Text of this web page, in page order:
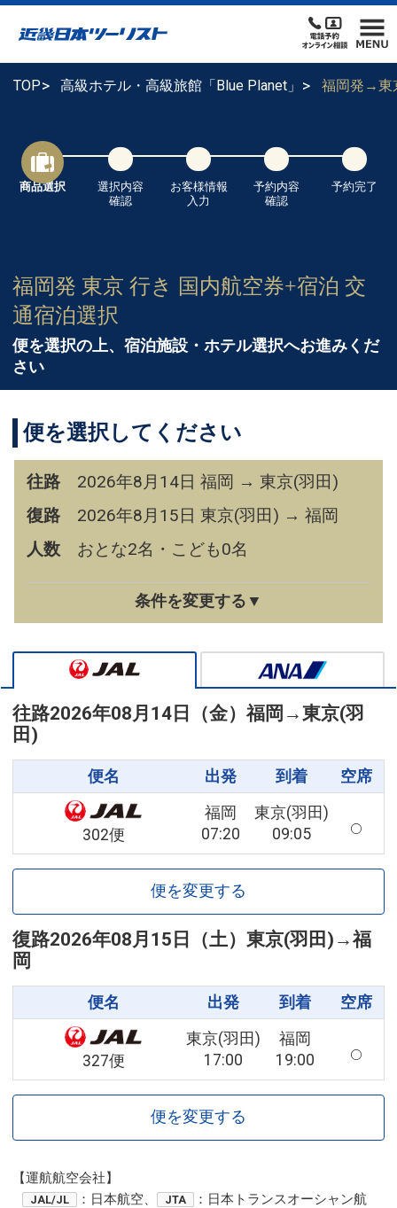
TOP 高級ホテル・高級旅館「Blue Planet」 福岡発→東
商品選択
選択内容
確認
お客様情報
入力
予約内容
確認
予約完了
福岡発 東京 行き 国内航空券+宿泊 交
通宿泊選択
便を選択の上、宿泊施設・ホテル選択へお進みくだ
さい
便を選択してください
往路
2026年8月14日 福岡 → 東京(羽田)
復路
2026年8月15日 東京(羽田) → 福岡
人数
おとな2名・こども0名
条件を変更する▼
往路2026年08月14日（金）福岡 →東京(羽
田)
便名 出発 到着 空席
302便
福岡
07:20
東京(羽田)
09:05
便を変更する
復路2026年08月15日（土） 東京(羽田) →福
岡
便名 出発 到着 空席
327便
東京(羽田)
17:00
福岡
19:00
便を変更する
【運航航空会社】
JAL/JL ：日本航空、 JTA
：日本トランスオーシャン航